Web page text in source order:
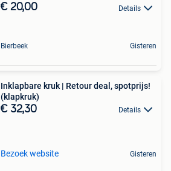
€ 20,00 Details
Bierbeek Gisteren
Inklapbare kruk | Retour deal, spotprijs!
(klapkruk)
€ 32,30 Details
Bezoek website Gisteren